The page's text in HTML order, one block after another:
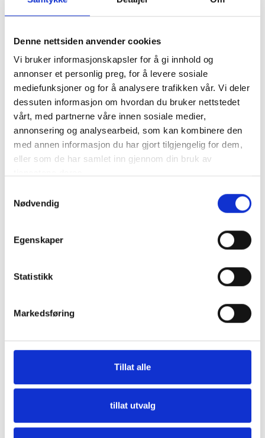
Denne nettsiden anvender cookies
Vi bruker informasjonskapsler for å gi innhold og
annonser et personlig preg, for å levere sosiale
mediefunksjoner og for å analysere trafikken vår. Vi deler
dessuten informasjon om hvordan du bruker nettstedet
vårt, med partnerne våre innen sosiale medier,
annonsering og analysearbeid, som kan kombinere den
med annen informasjon du har gjort tilgjengelig for dem,
eller som de har samlet inn gjennom din bruk av
Nødvendig
Egenskaper
Statistikk
Markedsføring
Tillat alle
tillat utvalg
Legg til Handlekurv
Klikk og hent
Varenummer: 129271-77651
Kategorier:
3JH4E,3JH5E , 4JH4-E,4JH5-E
Beskrivelse
Størrelse 200x100x20 mm